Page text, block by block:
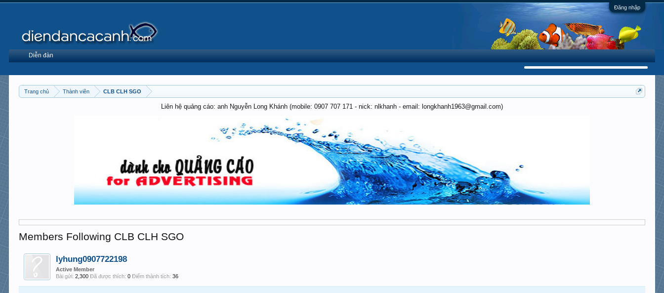
Đăng nhập
Trang chủ Thành viên CLB CLH SGO
Liên hệ quảng cáo: anh Nguyễn Long Khánh (mobile: 0907 707 171 - nick: nlkhanh - email: longkhanh1963@gmail.com)
Members Following CLB CLH SGO
lyhung0907722198
Active Member
Bài gửi: 2,300 Đã được thích: 0 Điểm thành tích: 36
Diễn đàn